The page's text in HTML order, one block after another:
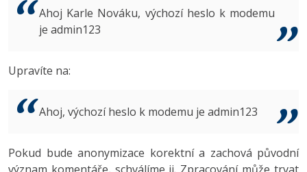
ASP.NET MVC
Best practices
MS-SQL
3D grafik
Copywriter
WordPress specialista
VB.NET
Algoritmy -41%
Umělá inteligence (AI) -10%
Copywriting
Windows
Inkscape
Fórum
Ahoj Karle Nováku, výchozí heslo k modemu
je admin123
Upravíte na:
Ahoj, výchozí heslo k modemu je admin123
Pokud bude anonymizace korektní a zachová původní